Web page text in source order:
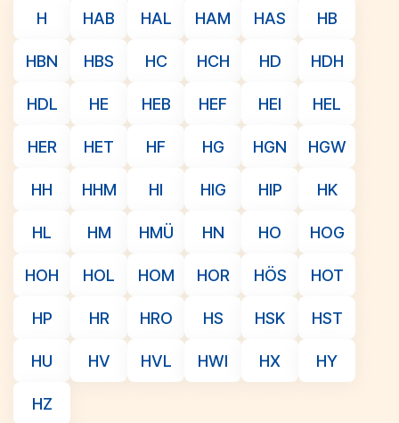
H HAB HAL HAM HAS HB
HBN HBS HC HCH HD HDH
HDL HE HEB HEF HEI HEL
HER HET HF HG HGN HGW
HH HHM HI HIG HIP HK
HL HM HMÜ HN HO HOG
HOH HOL HOM HOR HÖS HOT
HP HR HRO HS HSK HST
HU HV HVL HWI HX HY
HZ